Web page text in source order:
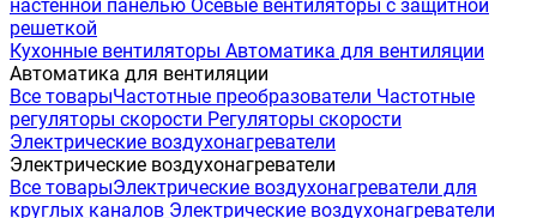
настенной панелью Осевые вентиляторы с защитной
решеткой
Кухонные вентиляторы Автоматика для вентиляции
Автоматика для вентиляции
Все товарыЧастотные преобразователи Частотные
регуляторы скорости Регуляторы скорости
Электрические воздухонагреватели
Электрические воздухонагреватели
Все товарыЭлектрические воздухонагреватели для
круглых каналов Электрические воздухонагреватели